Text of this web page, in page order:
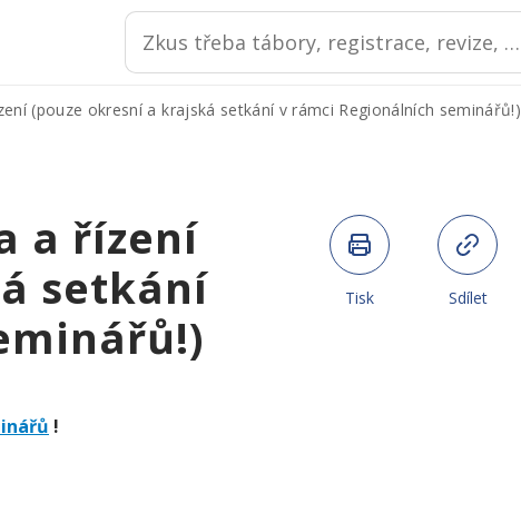
(pouze okresní a krajská setkání v rámci Regionálních seminářů!)
a řízení
setkání
!
Tisk Sdílet